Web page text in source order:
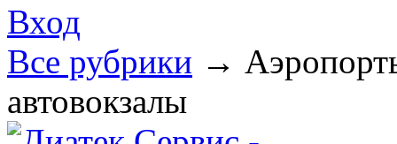
Вход
Все рубрики →
автовокзалы